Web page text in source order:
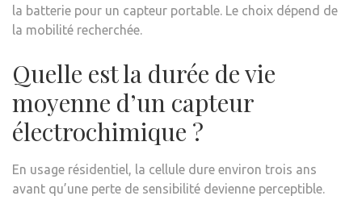
la batterie pour un capteur portable. Le choix dépend de
la mobilité recherchée.
Quelle est la durée de vie
moyenne d’un capteur
électrochimique ?
En usage résidentiel, la cellule dure environ trois ans
avant qu’une perte de sensibilité devienne perceptible.